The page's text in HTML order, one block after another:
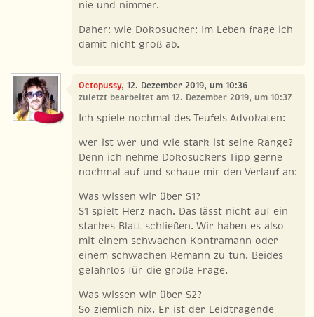
nie und nimmer.
Daher: wie Dokosucker: Im Leben frage ich
damit nicht groß ab.
Octopussy, 12. Dezember 2019, um 10:36
zuletzt bearbeitet am 12. Dezember 2019, um 10:37
Ich spiele nochmal des Teufels Advokaten:
wer ist wer und wie stark ist seine Range?
Denn ich nehme Dokosuckers Tipp gerne
nochmal auf und schaue mir den Verlauf an:
Was wissen wir über S1?
S1 spielt Herz nach. Das lässt nicht auf ein
starkes Blatt schließen. Wir haben es also
mit einem schwachen Kontramann oder
einem schwachen Remann zu tun. Beides
gefahrlos für die große Frage.
Was wissen wir über S2?
So ziemlich nix. Er ist der Leidtragende